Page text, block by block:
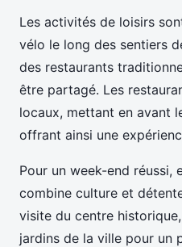
Les activités de loisirs
vélo le long des sentiers
des restaurants
être partagé. Les
locaux, mettant en avant
offrant ainsi une
Pour un week-end réussi,
combine culture et
visite du centre
jardins de la ville pour un